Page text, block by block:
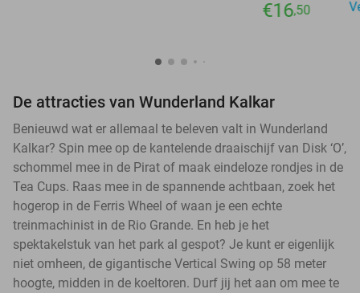
€16,50
De attracties van Wunderland Kalkar
Benieuwd wat er allemaal te beleven valt in Wunderland
Kalkar? Spin mee op de kantelende draaischijf van Disk ‘O’,
schommel mee in de Pirat of maak eindeloze rondjes in de
Tea Cups. Raas mee in de spannende achtbaan, zoek het
hogerop in de Ferris Wheel of waan je een echte
treinmachinist in de Rio Grande. En heb je het
spektakelstuk van het park al gespot? Je kunt er eigenlijk
niet omheen, de gigantische Vertical Swing op 58 meter
hoogte, midden in de koeltoren. Durf jij het aan om mee te